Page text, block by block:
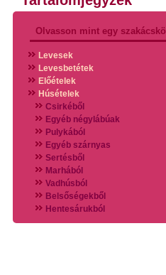
Olvasson mint egy
Levesek
Levesbetétek
Előételek
Húsételek
Csirkéből
Egyéb négylábúak
Pulykából
Egyéb szárnyas
Sertésből
Marhából
Vadhúsból
Belsőségekből
Hentesárukból
Vadszárnyasokból